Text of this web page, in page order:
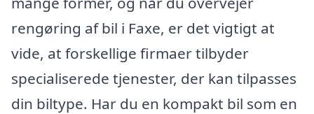
rengøring af bil i Faxe, er det vigtigt at
vide, at forskellige firmaer tilbyder
specialiserede tjenester, der kan tilpasses
din biltype. Har du en kompakt bil som en